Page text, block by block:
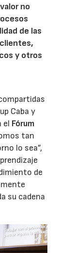
no
de las
y otros
Caba y
el Fórum
tan
lo sea”,
de
su cadena